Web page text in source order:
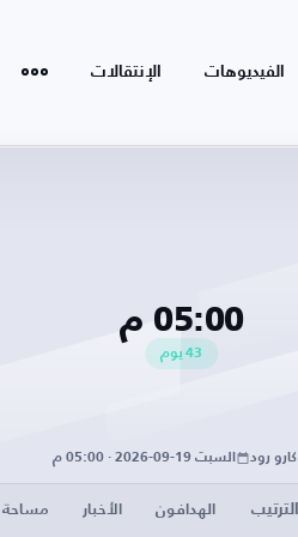
الفيديوهات الإنتقالات
05:00 م
43 يوم
كارو رود السبت 19-09-2026 · 05:00 م
الترتيب الهدافون الأخبار مساحة